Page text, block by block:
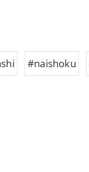
#naishoku